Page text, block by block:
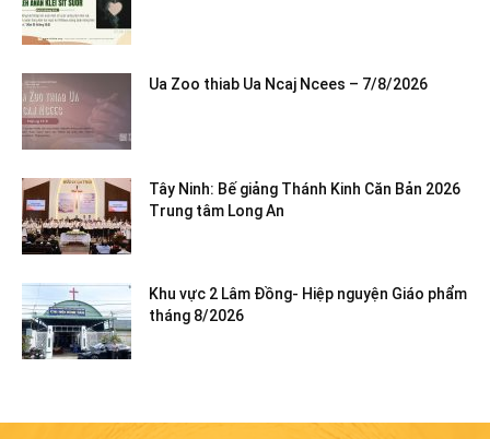
Ua Zoo thiab Ua Ncaj Ncees – 7/8/2026
Tây Ninh: Bế giảng Thánh Kinh Căn Bản 2026
Trung tâm Long An
Khu vực 2 Lâm Đồng- Hiệp nguyện Giáo phẩm
tháng 8/2026